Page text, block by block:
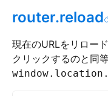
router.reload
現在のURLをリロー
クリックするのと同等